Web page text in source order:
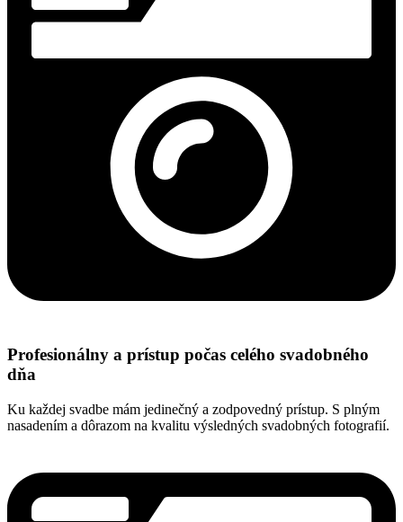
Profesionálny a prístup počas celého svadobného
dňa
Ku každej svadbe mám jedinečný a zodpovedný prístup. S plným
nasadením a dôrazom na kvalitu výsledných svadobných fotografií.